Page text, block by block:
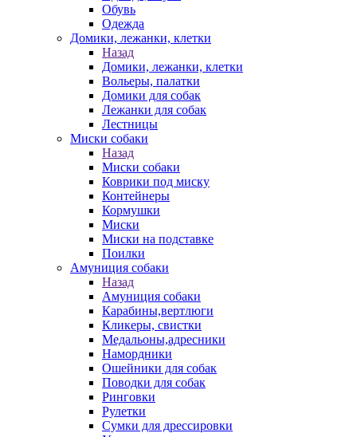
Обувь
Одежда
Домики, лежанки, клетки
Назад
Домики, лежанки, клетки
Вольеры, палатки
Домики для собак
Лежанки для собак
Лестницы
Миски собаки
Назад
Миски собаки
Коврики под миску
Контейнеры
Кормушки
Миски
Миски на подставке
Поилки
Амуниция собаки
Назад
Амуниция собаки
Карабины,вертлюги
Кликеры, свистки
Медальоны,адресники
Намордники
Ошейники для собак
Поводки для собак
Ринговки
Рулетки
Сумки для дрессировки